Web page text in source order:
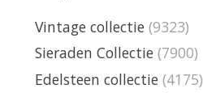
Vintage collectie (9323)
Sieraden Collectie (7900)
Edelsteen collectie (4175)